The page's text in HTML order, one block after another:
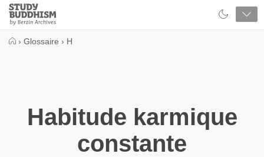
Close
Study
Buddhism
› Glossaire › H
Habitude karmique
constante